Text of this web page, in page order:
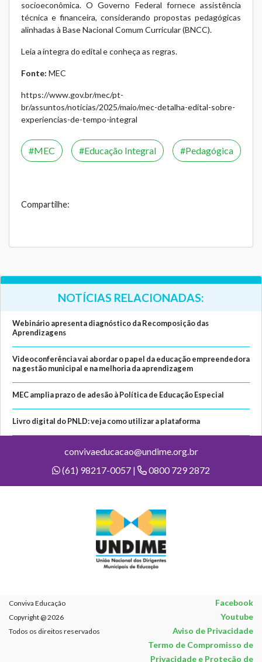
socioeconômica. O Governo Federal fornece assistência
técnica e financeira, considerando propostas pedagógicas
alinhadas à Base Nacional Comum Curricular (BNCC).
Leia a íntegra do edital e conheça as regras.
Fonte: MEC
https://www.gov.br/mec/pt-
br/assuntos/noticias/2025/maio/mec-detalha-edital-sobre-
experiencias-de-tempo-integral
MEC Educação Integral Pedagógica
Compartilhe:
NOTÍCIAS RELACIONADAS:
Webinário apresenta diagnóstico da Recomposição das
Aprendizagens
Videoconferência vai abordar o papel da educação empreendedora
na gestão municipal e na melhoria da aprendizagem
MEC amplia prazo de adesão à Política de Educação Especial
Livro digital do PNLD: veja como utilizar a plataforma
convivaeducacao@undime.org.br
(61) 98217-0057 |
0800 729 2872
Conviva Educação Facebook
Copyright @ 2026 Youtube
Todos os direitos reservados
Aviso de Privacidade
Termo de Compromisso de
Privacidade e Proteção de